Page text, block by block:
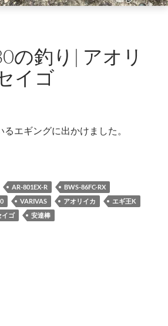
の釣り| アオリ
イゴ
エギングに出かけました。
の釣り| アオリイカ,ヒラセイゴ
AR-801EX-R
BWS-86FC-RX
VARIVAS アオリイカ
エギ王K
イゴ 安達棒